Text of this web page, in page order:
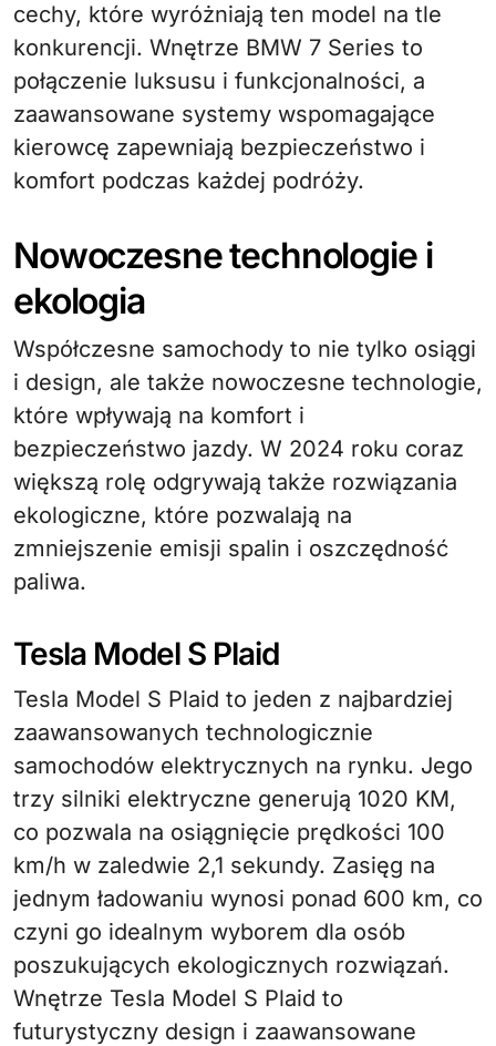
cechy, które wyróżniają ten model na tle
konkurencji. Wnętrze BMW 7 Series to
połączenie luksusu i funkcjonalności, a
zaawansowane systemy wspomagające
kierowcę zapewniają bezpieczeństwo i
komfort podczas każdej podróży.
Nowoczesne technologie i
ekologia
Współczesne samochody to nie tylko osiągi
i design, ale także nowoczesne technologie,
które wpływają na komfort i
bezpieczeństwo jazdy. W 2024 roku coraz
większą rolę odgrywają także rozwiązania
ekologiczne, które pozwalają na
zmniejszenie emisji spalin i oszczędność
paliwa.
Tesla Model S Plaid
Tesla Model S Plaid to jeden z najbardziej
zaawansowanych technologicznie
samochodów elektrycznych na rynku. Jego
trzy silniki elektryczne generują 1020 KM,
co pozwala na osiągnięcie prędkości 100
km/h w zaledwie 2,1 sekundy. Zasięg na
jednym ładowaniu wynosi ponad 600 km, co
czyni go idealnym wyborem dla osób
poszukujących ekologicznych rozwiązań.
Wnętrze Tesla Model S Plaid to
futurystyczny design i zaawansowane